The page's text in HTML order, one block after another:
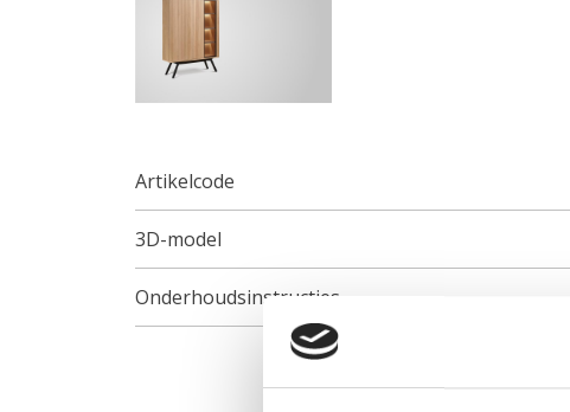
Artikelcode
3D-model
Onderhoudsinstructies